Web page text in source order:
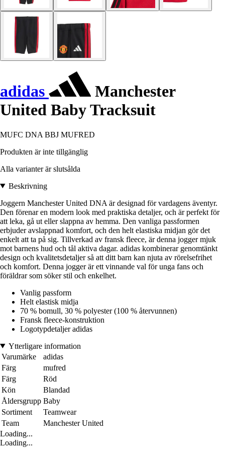
adidas
Manchester
United Baby Tracksuit
MUFC DNA BBJ MUFRED
Produkten är inte tillgänglig
Alla varianter är slutsålda
Beskrivning
Joggern Manchester United DNA är designad för vardagens äventyr.
Den förenar en modern look med praktiska detaljer, och är perfekt för
att leka, gå ut eller slappna av hemma. Den vanliga passformen
erbjuder avslappnad komfort, och den helt elastiska midjan gör det
enkelt att ta på sig. Tillverkad av fransk fleece, är denna jogger mjuk
mot barnens hud och tål aktiva dagar. adidas kombinerar genomtänkt
design och kvalitetsdetaljer så att ditt barn kan njuta av rörelsefrihet
och komfort. Denna jogger är ett vinnande val för unga fans och
föräldrar som söker stil och enkelhet.
Vanlig passform
Helt elastisk midja
70 % bomull, 30 % polyester (100 % återvunnen)
Fransk fleece-konstruktion
Logotypdetaljer adidas
Ytterligare information
Varumärke
adidas
Färg
mufred
Färg
Röd
Kön
Blandad
Åldersgrupp Baby
Sortiment
Teamwear
Team
Manchester United
Loading...
Loading...